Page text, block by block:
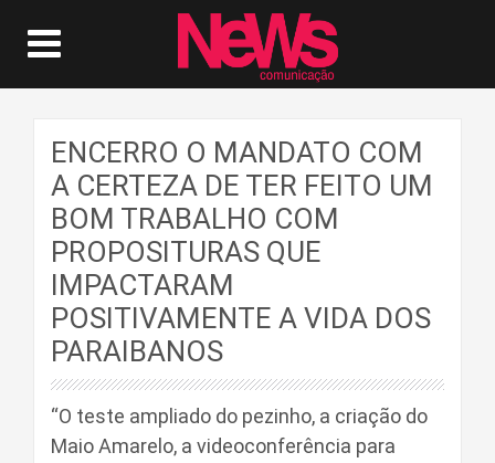
ENCERRO O MANDATO COM
A CERTEZA DE TER FEITO UM
BOM TRABALHO COM
PROPOSITURAS QUE
IMPACTARAM
POSITIVAMENTE A VIDA DOS
PARAIBANOS
“O teste ampliado do pezinho, a criação do
Maio Amarelo, a videoconferência para